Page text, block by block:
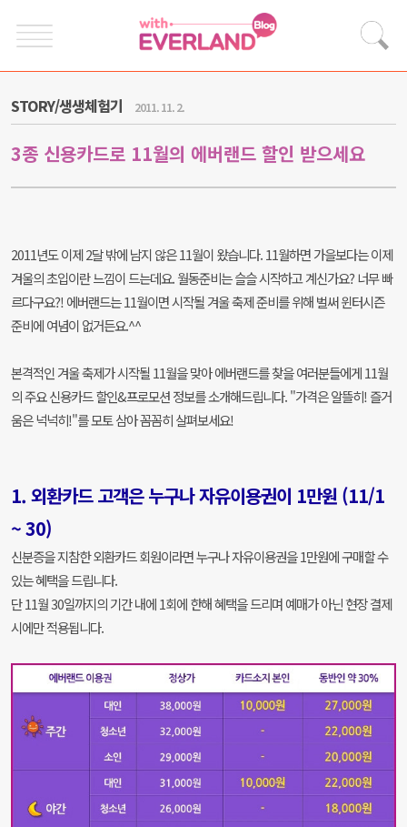
STORY/생생체험기 2011. 11. 2.
3종 신용카드로 11월의 에버랜드 할인 받으세요
2011년도 이제 2달 밖에 남지 않은 11월이 왔습니다. 11월하면 가을보다는 이제
겨울의 초입이란 느낌이 드는데요. 월동준비는 슬슬 시작하고 계신가요? 너무 빠
르다구요?! 에버랜드는 11월이면 시작될 겨울 축제 준비를 위해 벌써 윈터시즌
준비에 여념이 없거든요.^^
본격적인 겨울 축제가 시작될 11월을 맞아 에버랜드를 찾을 여러분들에게 11월
의 주요 신용카드 할인&프로모션 정보를 소개해드립니다. "가격은 알뜰히! 즐거
움은 넉넉히!"를 모토 삼아 꼼꼼히 살펴보세요!
1. 외환카드 고객은 누구나 자유이용권이 1만원 (11/1
~ 30)
신분증을 지참한 외환카드 회원이라면 누구나 자유이용권을 1만원에 구매할 수
있는 혜택을 드립니다.
단 11월 30일까지의 기간 내에 1회에 한해 혜택을 드리며 예매가 아닌 현장 결제
시에만 적용됩니다.